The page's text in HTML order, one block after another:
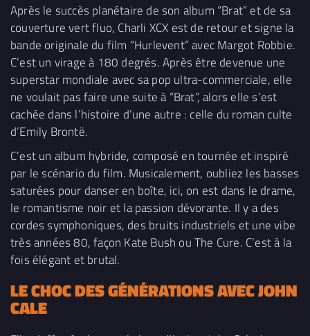
Après le succès planétaire de son album “Brat” et de sa
couverture vert fluo, Charli XCX est de retour et signe la
bande originale du film “Hurlevent” avec Margot Robbie.
C’est un virage à 180 degrés. Après être devenue une
superstar mondiale avec sa pop ultra-commerciale, elle
ne voulait pas faire une suite à “Brat”, alors elle s’est
cachée dans l’histoire d’une autre : celle du roman culte
d’Emily Brontë.
C’est un album hybride, composé en tournée et inspiré
par le scénario du film. Musicalement, oubliez les basses
saturées pour danser en boîte, ici, on est dans le drame,
le romantisme noir et la passion dévorante. Il y a des
cordes symphoniques, des bruits industriels et une vibe
très années 80, façon Kate Bush ou The Cure. C’est à la
fois élégant et brutal.
LE CHOC DES GÉNÉRATIONS AVEC JOHN
CALE